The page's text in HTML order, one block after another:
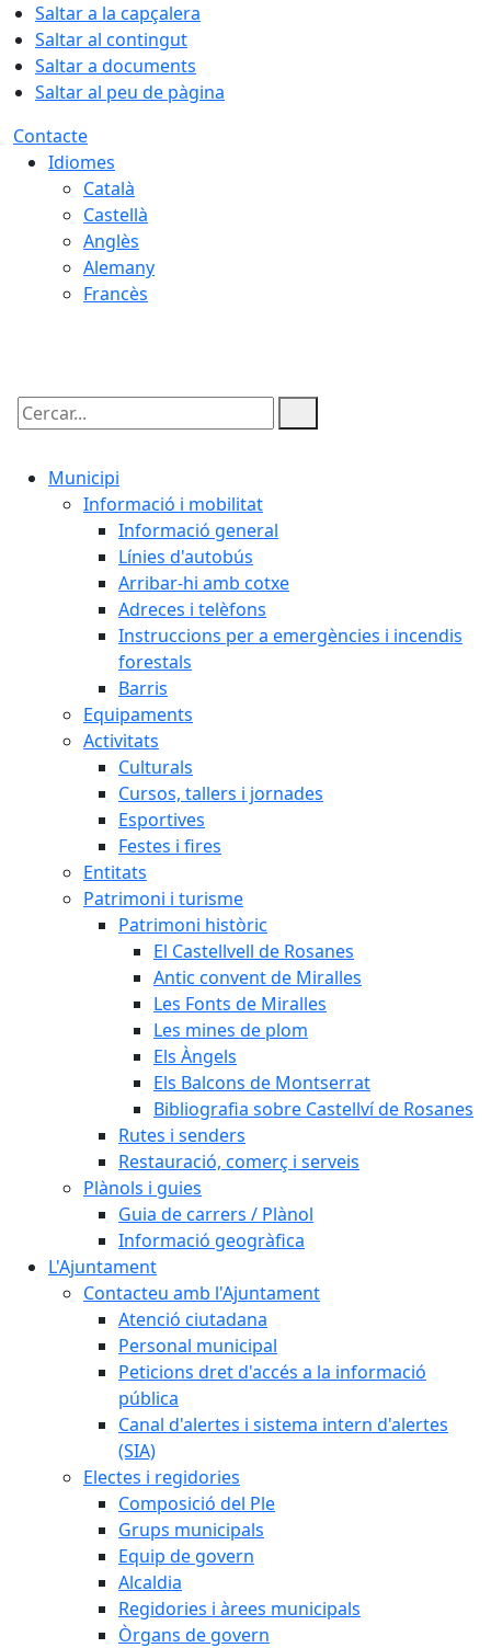
Saltar a la capçalera
Saltar al contingut
Saltar a documents
Saltar al peu de pàgina
Contacte
Idiomes
Català
Castellà
Anglès
Alemany
Francès
Cercar:
Municipi
Informació i mobilitat
Informació general
Línies d'autobús
Arribar-hi amb cotxe
Adreces i telèfons
Instruccions per a emergències i incendis
forestals
Barris
Equipaments
Activitats
Culturals
Cursos, tallers i jornades
Esportives
Festes i fires
Entitats
Patrimoni i turisme
Patrimoni històric
El Castellvell de Rosanes
Antic convent de Miralles
Les Fonts de Miralles
Les mines de plom
Els Àngels
Els Balcons de Montserrat
Bibliografia sobre Castellví de Rosanes
Rutes i senders
Restauració, comerç i serveis
Plànols i guies
Guia de carrers / Plànol
Informació geogràfica
L'Ajuntament
Contacteu amb l'Ajuntament
Atenció ciutadana
Personal municipal
Peticions dret d'accés a la informació
pública
Canal d'alertes i sistema intern d'alertes
(SIA)
Electes i regidories
Composició del Ple
Grups municipals
Equip de govern
Alcaldia
Regidories i àrees municipals
Òrgans de govern